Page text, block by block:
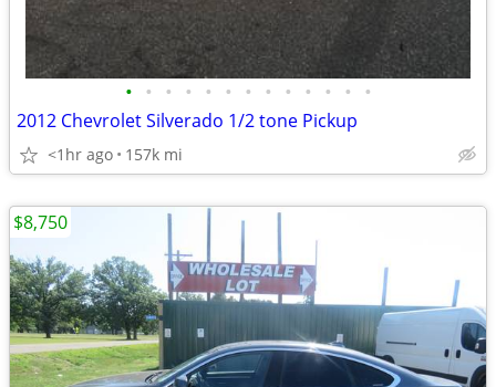
• • • • • • • • • • • • •
2012 Chevrolet Silverado 1/2 tone Pickup
<1hr ago 157k mi
$8,750